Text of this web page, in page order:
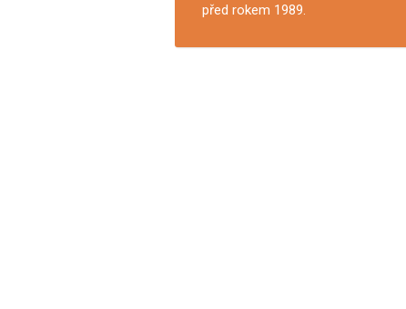
před rokem 1989.